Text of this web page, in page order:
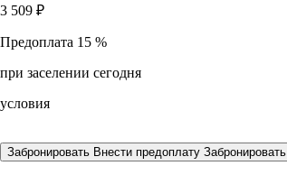
3 509 ₽
Предоплата 15 %
при заселении сегодня
условия
Забронировать Внести предоплату Забронировать